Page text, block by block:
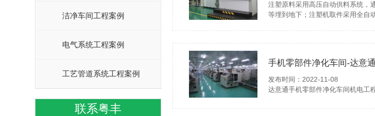
洁净车间工程案例
电气系统工程案例
工艺管道系统工程案例
联系粤丰
注塑原料采用高压自动供料系统，
等埋到地下；注塑机取件采用全自
手机零部件净化车间-达意通
发布时间：2022-11-08
达意通手机零部件净化车间机电工